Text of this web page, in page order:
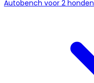
Autobench voor 2 honden